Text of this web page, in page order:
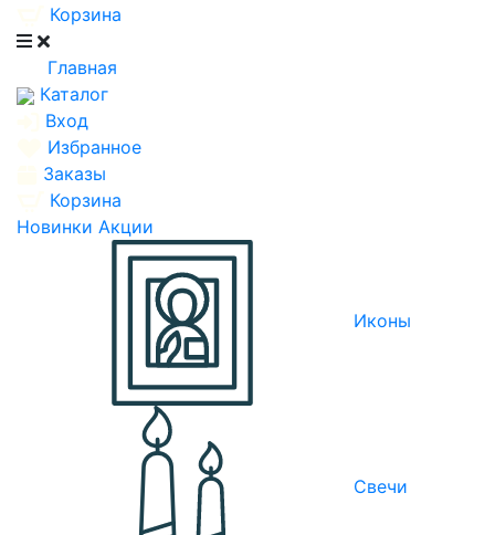
Корзина
Главная
Каталог
Вход
Избранное
Заказы
Корзина
Новинки Акции
Иконы
Свечи